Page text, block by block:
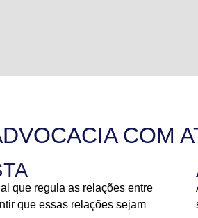
COM
que regula as relações entre
que essas relações sejam